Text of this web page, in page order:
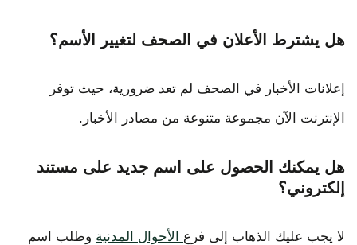
هل يشترط الأعلان في الصحف لتغيير الأسم؟
إعلانات الأخبار في الصحف لم تعد ضرورية، حيث توفر
الإنترنت الآن مجموعة متنوعة من مصادر الأخبار.
هل يمكنك الحصول على اسم جديد على مستند
إلكتروني؟
لا يجب عليك الذهاب إلى فرع الأحوال المدنية وطلب اسم